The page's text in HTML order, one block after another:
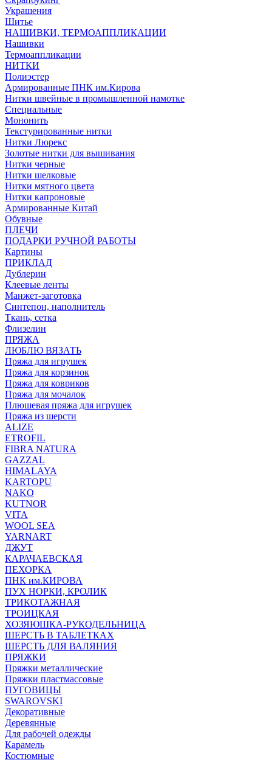
Украшения
Шитье
НАШИВКИ, ТЕРМОАППЛИКАЦИИ
Нашивки
Термоаппликации
НИТКИ
Полиэстер
Армированные ПНК им.Кирова
Нитки швейные в промышленной намотке
Специальные
Мононить
Текстурированные нитки
Нитки Люрекс
Золотые нитки для вышивания
Нитки черные
Нитки шелковые
Нитки мятного цвета
Нитки капроновые
Армированные Китай
Обувные
ПЛЕЧИ
ПОДАРКИ РУЧНОЙ РАБОТЫ
Картины
ПРИКЛАД
Дублерин
Клеевые ленты
Манжет-заготовка
Синтепон, наполнитель
Ткань, сетка
Флизелин
ПРЯЖА
ЛЮБЛЮ ВЯЗАТЬ
Пряжа для игрушек
Пряжа для корзинок
Пряжа для ковриков
Пряжа для мочалок
Плюшевая пряжа для игрушек
Пряжа из шерсти
ALIZE
ETROFIL
FIBRA NATURA
GAZZAL
HIMALAYA
KARTOPU
NAKO
KUTNOR
VITA
WOOL SEA
YARNART
ДЖУТ
КАРАЧАЕВСКАЯ
ПЕХОРКА
ПНК им.КИРОВА
ПУХ НОРКИ, КРОЛИК
ТРИКОТАЖНАЯ
ТРОИЦКАЯ
ХОЗЯЮШКА-РУКОДЕЛЬНИЦА
ШЕРСТЬ В ТАБЛЕТКАХ
ШЕРСТЬ ДЛЯ ВАЛЯНИЯ
ПРЯЖКИ
Пряжки металлические
Пряжки пластмассовые
ПУГОВИЦЫ
SWAROVSKI
Декоративные
Деревянные
Для рабочей одежды
Карамель
Костюмные